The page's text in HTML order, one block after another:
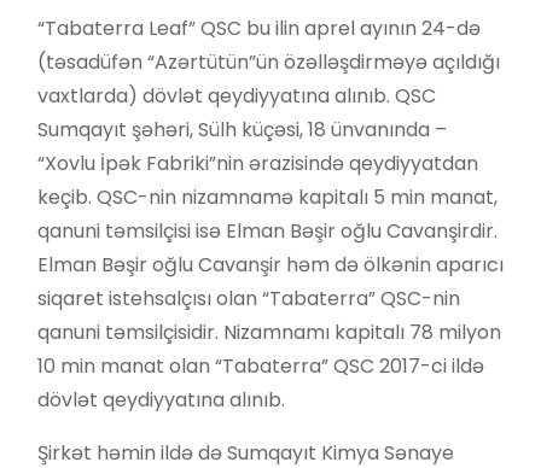
“Tabaterra Leaf” QSC bu ilin aprel ayının 24-də
(təsadüfən “Azərtütün”ün özəlləşdirməyə açıldığı
vaxtlarda) dövlət qeydiyyatına alınıb. QSC
Sumqayıt şəhəri, Sülh küçəsi, 18 ünvanında –
“Xovlu İpək Fabriki”nin ərazisində qeydiyyatdan
keçib. QSC-nin nizamnamə kapitalı 5 min manat,
qanuni təmsilçisi isə Elman Bəşir oğlu Cavanşirdir.
Elman Bəşir oğlu Cavanşir həm də ölkənin aparıcı
siqaret istehsalçısı olan “Tabaterra” QSC-nin
qanuni təmsilçisidir. Nizamnamı kapitalı 78 milyon
10 min manat olan “Tabaterra” QSC 2017-ci ildə
dövlət qeydiyyatına alınıb.
Şirkət həmin ildə də Sumqayıt Kimya Sənaye